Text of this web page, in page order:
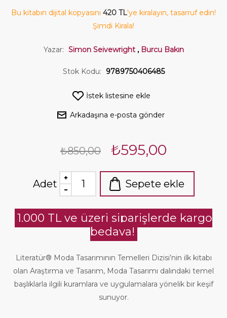
Bu kitabın dijital kopyasını 420 TL'ye kiralayın, tasarruf edin!
Şimdi Kirala!
Yazar: Simon Seivewright , Burcu Bakın
Stok Kodu: 9789750406485
İstek listesine ekle
Arkadaşına e-posta gönder
₺850,00 ₺595,00
Adet Sepete ekle
1.000 TL ve üzeri siparişlerde kargo
bedava!
Literatür® Moda Tasarımının Temelleri Dizisi’nin ilk kitabı
olan Araştırma ve Tasarım, Moda Tasarımı dalındaki temel
başlıklarla ilgili kuramlara ve uygulamalara yönelik bir keşif
sunuyor.